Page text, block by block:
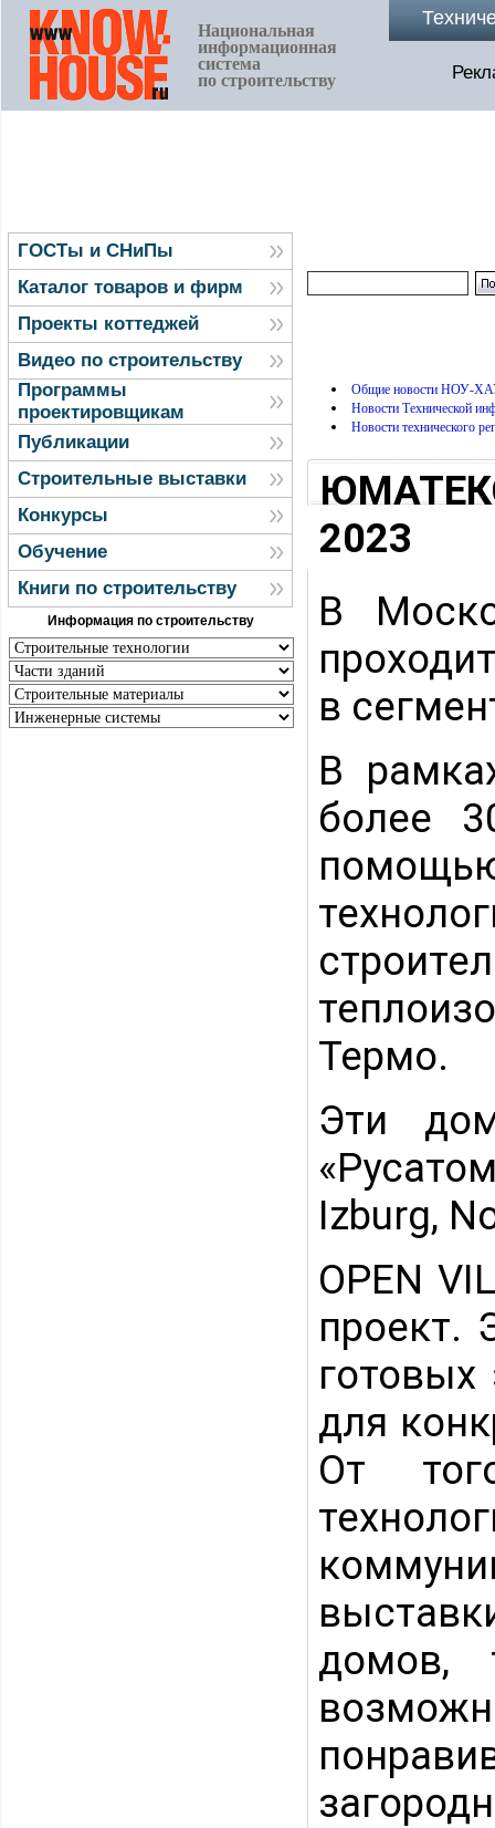
Национальная
информационная
система
по строительству
ГОСТы и СНиПы
Каталог товаров и фирм
Проекты коттеджей
Видео по строительству
Программы
проектировщикам
Публикации
Строительные выставки
Конкурсы
Обучение
Книги по строительству
Информация по строительству
Общие новости НОУ-
Новости Технической
Новости технического
ЮМАТЕКС
2023
В
в
В
более
Термо.
Эти
Izburg,
OPEN
проект.
для
От
домов,